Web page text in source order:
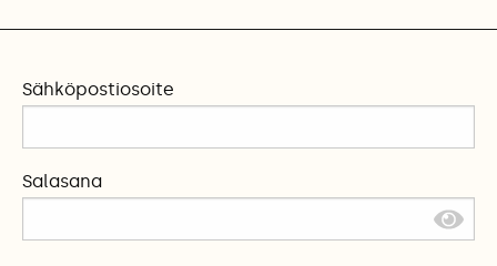
Sähköpostiosoite
Salasana